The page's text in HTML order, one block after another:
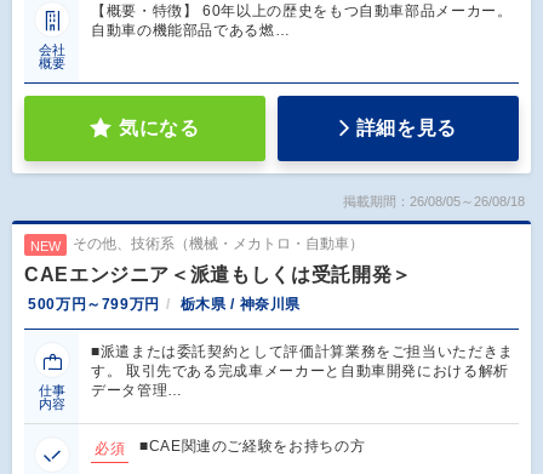
会社
概要
【概要・特徴】 60年以上の歴史をもつ自動車部品メーカー。
自動車の機能部品である燃…
気になる 詳細を見る
掲載期間：26/08/05～26/08/18
NEW その他、技術系（機械・メカトロ・自動車）
CAEエンジニア＜派遣もしくは受託開発＞
500万円～799万円 栃木県 / 神奈川県
仕事
内容
■派遣または委託契約として評価計算業務をご担当いただきま
す。 取引先である完成車メーカーと自動車開発における解析
データ管理…
必須 ■CAE関連のご経験をお持ちの方